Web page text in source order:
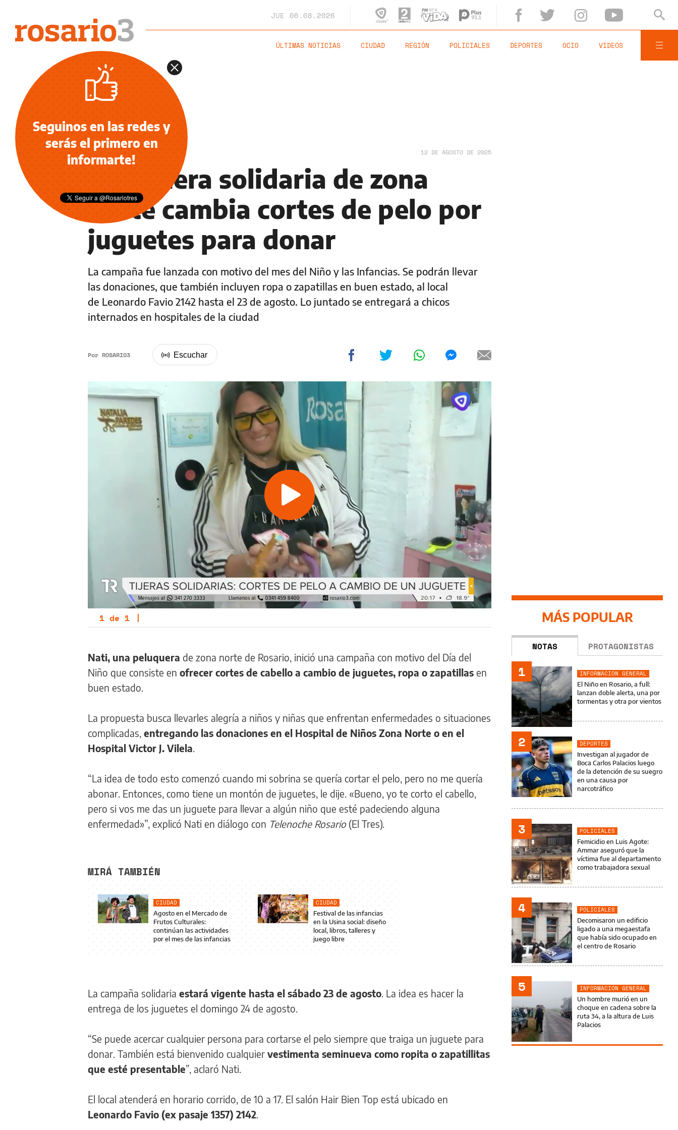
JUE 06.08.2026
ÚLTIMAS NOTICIAS CIUDAD REGIÓN POLICIALES DEPORTES OCIO VIDEOS
INFORMACIÓN GENERAL 12 DE AGOSTO DE 2025
Peluquera solidaria de zona
norte cambia cortes de pelo por
juguetes para donar
La campaña fue lanzada con motivo del mes del Niño y las Infancias. Se podrán llevar
las donaciones, que también incluyen ropa o zapatillas en buen estado, al local
de Leonardo Favio 2142 hasta el 23 de agosto. Lo juntado se entregará a chicos
internados en hospitales de la ciudad
Por ROSARIO3
Play
Video
1 de 1 |
Nati, una peluquera de zona norte de Rosario, inició una campaña con motivo del Día del
Niño que consiste en ofrecer cortes de cabello a cambio de juguetes, ropa o zapatillas en
buen estado.
La propuesta busca llevarles alegría a niños y niñas que enfrentan enfermedades o situaciones
complicadas, entregando las donaciones en el Hospital de Niños Zona Norte o en el
Hospital Victor J. Vilela.
“La idea de todo esto comenzó cuando mi sobrina se quería cortar el pelo, pero no me quería
abonar. Entonces, como tiene un montón de juguetes, le dije. «Bueno, yo te corto el cabello,
pero si vos me das un juguete para llevar a algún niño que esté padeciendo alguna
enfermedad»”, explicó Nati en diálogo con Telenoche Rosario (El Tres).
MIRÁ TAMBIÉN
CIUDAD
Agosto en el Mercado de
Frutos Culturales:
continúan las actividades
por el mes de las infancias
CIUDAD
Festival de las infancias
en la Usina social: diseño
local, libros, talleres y
juego libre
La campaña solidaria estará vigente hasta el sábado 23 de agosto. La idea es hacer la
entrega de los juguetes el domingo 24 de agosto.
“Se puede acercar cualquier persona para cortarse el pelo siempre que traiga un juguete para
donar. También está bienvenido cualquier vestimenta seminueva como ropita o zapatillitas
que esté presentable”, aclaró Nati.
El local atenderá en horario corrido, de 10 a 17. El salón Hair Bien Top está ubicado en
Leonardo Favio (ex pasaje 1357) 2142.
MÁS POPULAR
NOTAS PROTAGONISTAS
1
INFORMACIÓN GENERAL
El Niño en Rosario, a full:
lanzan doble alerta, una por
tormentas y otra por vientos
2
DEPORTES
Investigan al jugador de
Boca Carlos Palacios luego
de la detención de su suegro
en una causa por
narcotráfico
3
POLICIALES
Femicidio en Luis Agote:
Ammar aseguró que la
víctima fue al departamento
como trabajadora sexual
4
POLICIALES
Decomisaron un edificio
ligado a una megaestafa
que había sido ocupado en
el centro de Rosario
5
INFORMACIÓN GENERAL
Un hombre murió en un
choque en cadena sobre la
ruta 34, a la altura de Luis
Palacios
Seguinos en las redes y
serás el primero en
informarte!